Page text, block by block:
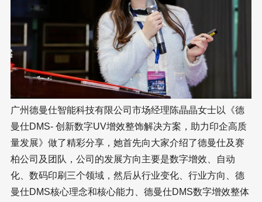
广州德曼仕智能科技有限公司市场经理陈晶晶女士以《德
曼仕DMS- 创新数字UV增效整饰解决方案，助力印企高质
量发展》做了精彩分享，她首先向大家介绍了德曼仕及赛
柏公司及团队，公司的发展方向主要是数字增效、自动
化、数码印刷三个领域，然后从行业变化、行业方向、德
曼仕DMS核心理念和核心能力、德曼仕DMS数字增效整体